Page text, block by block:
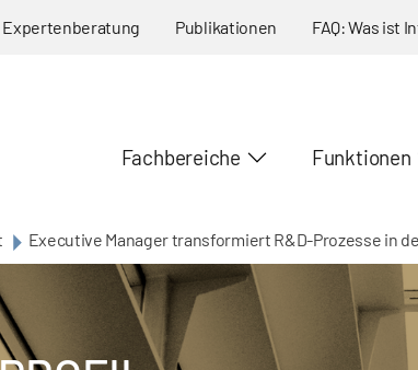
Expertenberatung Publikationen FAQ: Was ist
Fachbereiche Funktionen
Executive Manager transformiert R&D-Prozesse in